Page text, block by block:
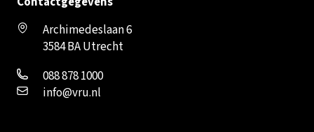
Archimedeslaan 6
3584 BA Utrecht
088 878 1000
info@vru.nl